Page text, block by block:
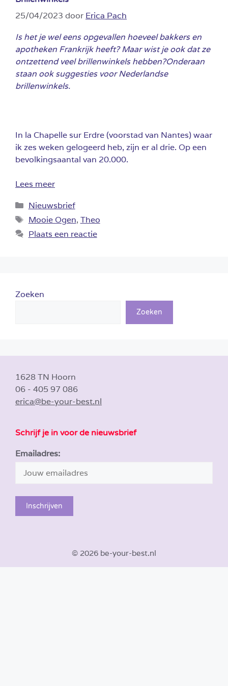
25/04/2023 door Erica Pach
Is het je wel eens opgevallen hoeveel bakkers en
apotheken Frankrijk heeft? Maar wist je ook dat ze
ontzettend veel brillenwinkels hebben?Onderaan
staan ook suggesties voor Nederlandse
brillenwinkels.
In la Chapelle sur Erdre (voorstad van Nantes) waar
ik zes weken gelogeerd heb, zijn er al drie. Op een
bevolkingsaantal van 20.000.
Lees meer
Categorieën
Nieuwsbrief
Tags
Mooie Ogen, Theo
Plaats een reactie
Zoeken
Zoeken
1628 TN Hoorn
06 - 405 97 086
erica@be-your-best.nl
Schrijf je in voor de nieuwsbrief
Emailadres:
© 2026 be-your-best.nl